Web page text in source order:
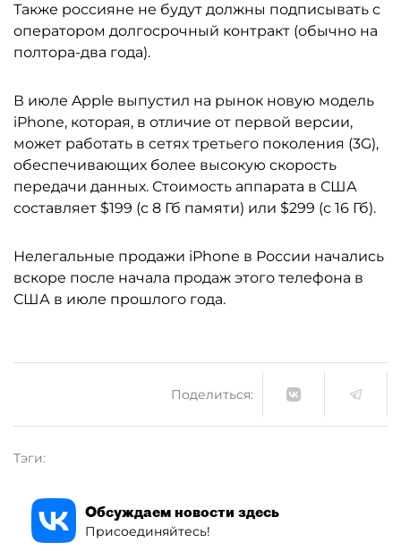
Также россияне не будут должны подписывать с
оператором долгосрочный контракт (обычно на
полтора-два года).
В июле Apple выпустил на рынок новую модель
iPhone, которая, в отличие от первой версии,
может работать в сетях третьего поколения (3G),
обеспечивающих более высокую скорость
передачи данных. Стоимость аппарата в США
составляет $199 (с 8 Гб памяти) или $299 (с 16 Гб).
Нелегальные продажи iPhone в России начались
вскоре после начала продаж этого телефона в
США в июле прошлого года.
Поделиться:
Тэги:
Обсуждаем новости здесь
Присоединяйтесь!